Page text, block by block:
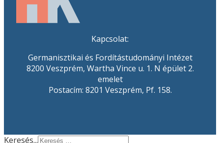
Kapcsolat:
Germanisztikai és Fordítástudományi Intézet
8200 Veszprém, Wartha Vince u. 1. N épület 2.
emelet
Postacím: 8201 Veszprém, Pf. 158.
Keresés...